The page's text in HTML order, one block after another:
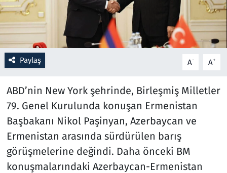
Paylaş A- A+
ABD’nin New York şehrinde, Birleşmiş Milletler
79. Genel Kurulunda konuşan Ermenistan
Başbakanı Nikol Paşinyan, Azerbaycan ve
Ermenistan arasında sürdürülen barış
görüşmelerine değindi. Daha önceki BM
konuşmalarındaki Azerbaycan-Ermenistan
Rüya Tabirleri
Sağlık
Savunma Sanayi
Spor
Teknoloji ve Bilim
Televizyon